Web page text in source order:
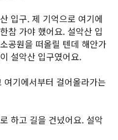
입구. 제 기억으로 여기에
참 가야 했어요. 설악산 입
공원을 떠올릴 텐데 해안가
설악산 입구였어요.
기에서부터 걸어올라가는
하고 길을 건넜어요. 설악